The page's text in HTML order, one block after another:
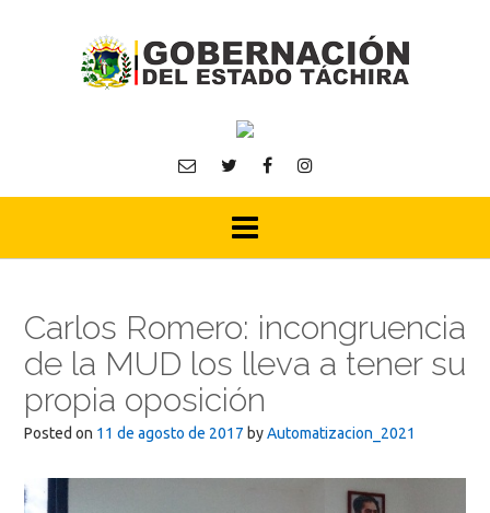
Carlos Romero: incongruencia
de la MUD los lleva a tener su
propia oposición
Posted on 11 de agosto de 2017 byAutomatizacion_2021